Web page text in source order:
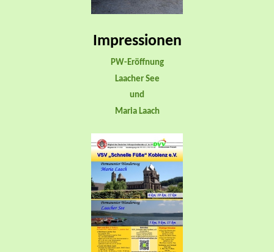
Impressionen
PW-Eröffnung
Laacher See
und
Maria Laach